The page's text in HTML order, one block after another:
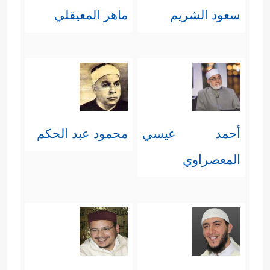
شديدة الحرارة، كما قال فيسورة
[الرحمن: 44]
﴿لَّیۡسَ لَهُمۡ طَعَامٌ إِلَّا مِن ضَرِیعࣲ﴾هو طعامٌ
خبيثٌ من أطعمة أهل النار لا
ينفعهم، ولا يسدُّ شيئًا من جوعهم
﴿وُجُوهࣱ یَوۡمَىِٕذࣲ نَّاعِمَةࣱ﴾
أي: ظهرت عليها
نضرة النعيم، وهذه هي وجوه أهل
سعود الشريم ماهر المعيقلي
أحمد عيسي
المعصراوي
محمود عبد الحكم